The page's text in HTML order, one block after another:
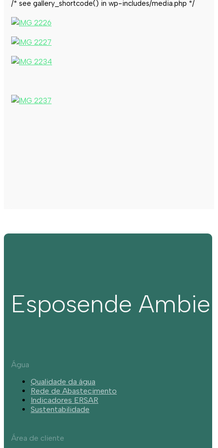
/* see gallery_shortcode() in wp-includes/media.php */
Esposende
Água
Qualidade da água
Rede de Abastecimento
Indicadores ERSAR
Sustentabilidade
Área de cliente